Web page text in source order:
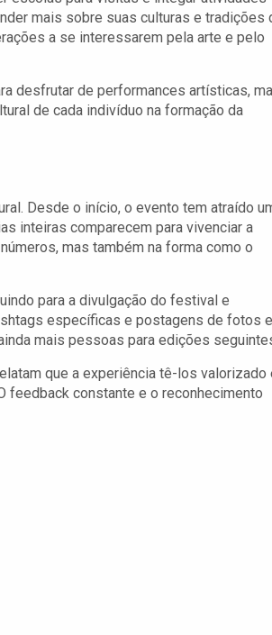
mais sobre suas culturas e tradições
a se interessarem pela arte e pelo
desfrutar de performances artísticas,
de cada indivíduo na formação da
Desde o início, o evento tem atraído
inteiras comparecem para vivenciar a
mas também na forma como o
para a divulgação do festival e
específicas e postagens de fotos e
mais pessoas para edições
que a experiência tê-los valorizado
feedback constante e o reconhecimento